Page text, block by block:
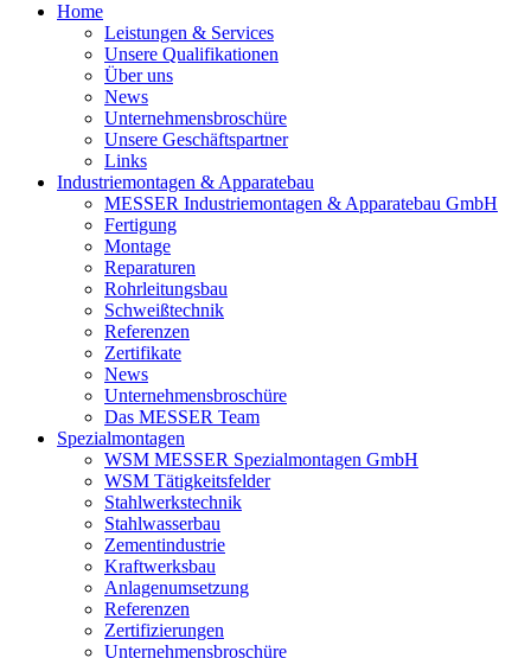
Home
Leistungen & Services
Unsere Qualifikationen
Über uns
News
Unternehmensbroschüre
Unsere Geschäftspartner
Links
Industriemontagen & Apparatebau
MESSER Industriemontagen & Apparatebau GmbH
Fertigung
Montage
Reparaturen
Rohrleitungsbau
Schweißtechnik
Referenzen
Zertifikate
News
Unternehmensbroschüre
Das MESSER Team
Spezialmontagen
WSM MESSER Spezialmontagen GmbH
WSM Tätigkeitsfelder
Stahlwerkstechnik
Stahlwasserbau
Zementindustrie
Kraftwerksbau
Anlagenumsetzung
Referenzen
Zertifizierungen
Unternehmensbroschüre